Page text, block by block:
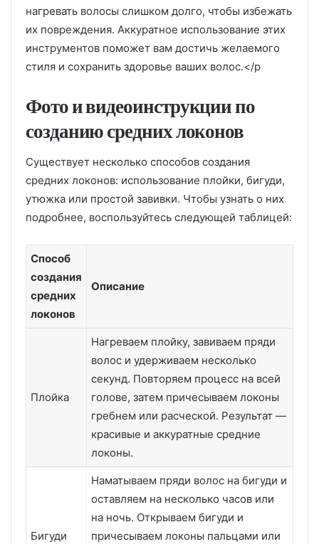
нагревать волосы слишком долго, чтобы избежать
их повреждения. Аккуратное использование этих
инструментов поможет вам достичь желаемого
стиля и сохранить здоровье ваших волос.</p
Фото и видеоинструкции по
созданию средних локонов
Существует несколько способов создания
средних локонов: использование плойки, бигуди,
утюжка или простой завивки. Чтобы узнать о них
подробнее, воспользуйтесь следующей таблицей:
Способ
создания
средних
локонов
Описание
Плойка
Нагреваем плойку, завиваем пряди
волос и удерживаем несколько
секунд. Повторяем процесс на всей
голове, затем причесываем локоны
гребнем или расческой. Результат —
красивые и аккуратные средние
локоны.
Бигуди
Наматываем пряди волос на бигуди и
оставляем на несколько часов или
на ночь. Открываем бигуди и
причесываем локоны пальцами или